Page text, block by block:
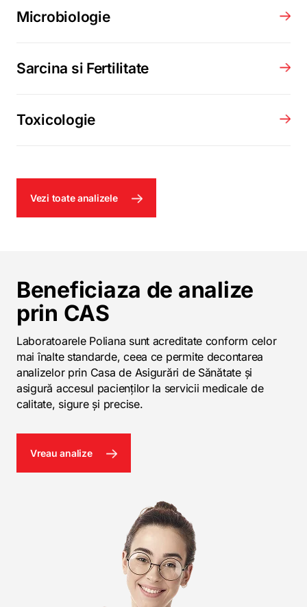
Microbiologie
Sarcina si Fertilitate
Toxicologie
Vezi toate analizele
Beneficiaza de analize
prin CAS
Laboratoarele Poliana sunt acreditate conform celor
mai înalte standarde, ceea ce permite decontarea
analizelor prin Casa de Asigurări de Sănătate și
asigură accesul pacienților la servicii medicale de
calitate, sigure și precise.
Vreau analize